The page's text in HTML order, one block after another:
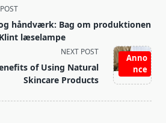
håndværk: Bag om produktionen
læselampe
Anno
nce
NEXT POST
of Using Natural
Skincare Products